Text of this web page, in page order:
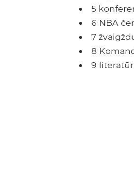
5
6 NBA
7
8
9